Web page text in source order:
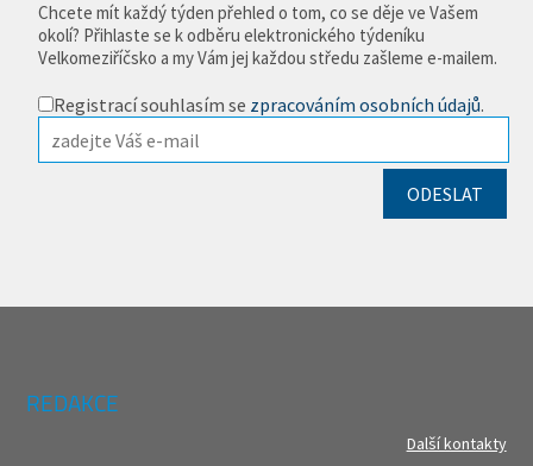
Chcete mít každý týden přehled o tom, co se děje ve Vašem
okolí? Přihlaste se k odběru elektronického týdeníku
Velkomeziříčsko a my Vám jej každou středu zašleme e-mailem.
Registrací souhlasím se zpracováním osobních údajů.
REDAKCE
Další kontakty